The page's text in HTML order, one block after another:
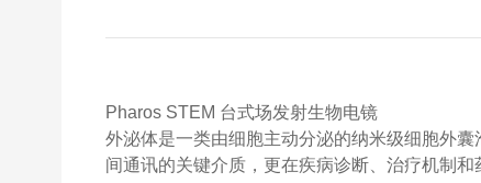
Pharos STEM 台式场发射生物电镜
外泌体是一类由细胞主动分泌的纳米级细胞外
间通讯的关键介质，更在疾病诊断、治疗机制和